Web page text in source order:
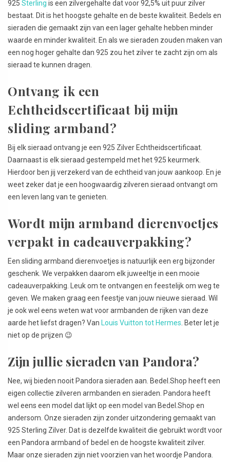
925 Sterling is een zilvergehalte dat voor 92,5% uit puur zilver
bestaat. Dit is het hoogste gehalte en de beste kwaliteit. Bedels en
sieraden die gemaakt zijn van een lager gehalte hebben minder
waarde en minder kwaliteit. En als we sieraden zouden maken van
een nog hoger gehalte dan 925 zou het zilver te zacht zijn om als
sieraad te kunnen dragen.
Ontvang ik een
Echtheidscertificaat bij mijn
sliding armband?
Bij elk sieraad ontvang je een 925 Zilver Echtheidscertificaat.
Daarnaast is elk sieraad gestempeld met het 925 keurmerk.
Hierdoor ben jij verzekerd van de echtheid van jouw aankoop. En je
weet zeker dat je een hoogwaardig zilveren sieraad ontvangt om
een leven lang van te genieten.
Wordt mijn armband dierenvoetjes
verpakt in cadeauverpakking?
Een sliding armband dierenvoetjes is natuurlijk een erg bijzonder
geschenk. We verpakken daarom elk juweeltje in een mooie
cadeauverpakking. Leuk om te ontvangen en feestelijk om weg te
geven. We maken graag een feestje van jouw nieuwe sieraad. Wil
je ook wel eens weten wat voor armbanden de rijken van deze
aarde het liefst dragen? Van Louis Vuitton tot Hermes . Beter let je
niet op de prijzen 😉
Zijn jullie sieraden van Pandora?
Nee, wij bieden nooit Pandora sieraden aan. Bedel.Shop heeft een
eigen collectie zilveren armbanden en sieraden. Pandora heeft
wel eens een model dat lijkt op een model van Bedel.Shop en
andersom. Onze sieraden zijn zonder uitzondering gemaakt van
925 Sterling Zilver. Dat is dezelfde kwaliteit die gebruikt wordt voor
een Pandora armband of bedel en de hoogste kwaliteit zilver.
Maar onze sieraden zijn niet voorzien van het woordje Pandora.